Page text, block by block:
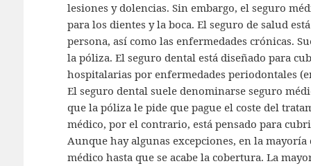
lesiones y dolencias. Sin embargo, el seguro
para los dientes y la boca. El seguro de salud
persona, así como las enfermedades crónicas.
la póliza. El seguro dental está diseñado para
hospitalarias por enfermedades periodontales
El seguro dental suele denominarse seguro
que la póliza le pide que pague el coste del
médico, por el contrario, está pensado para
Aunque hay algunas excepciones, en la mayoría
médico hasta que se acabe la cobertura. La